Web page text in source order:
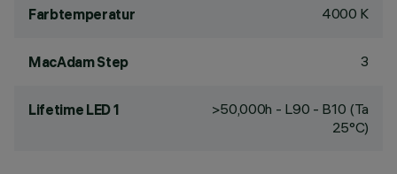
Farbtemperatur 4000 K
MacAdam Step 3
Lifetime LED 1
>50,000h - L90 - B10 (Ta
25°C)